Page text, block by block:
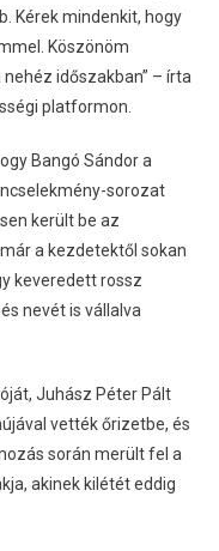
Kérek mindenkit, hogy
Köszönöm
időszakban” – írta
platformon.
Bangó Sándor a
sorozat
került be az
a kezdetektől sokan
keveredett rossz
nevét is vállalva
Juhász Péter Pált
vették őrizetbe, és
során merült fel a
akinek kilétét eddig